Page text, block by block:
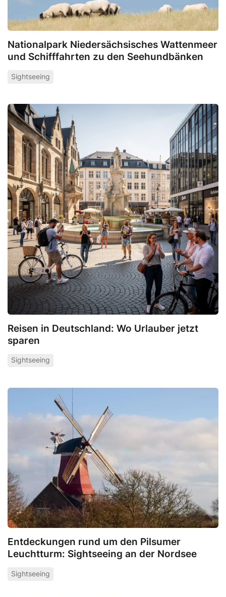
Nationalpark Niedersächsisches Wattenmeer
und Schifffahrten zu den Seehundbänken
Sightseeing
Reisen in Deutschland: Wo Urlauber jetzt
sparen
Sightseeing
Entdeckungen rund um den Pilsumer
Leuchtturm: Sightseeing an der Nordsee
Sightseeing